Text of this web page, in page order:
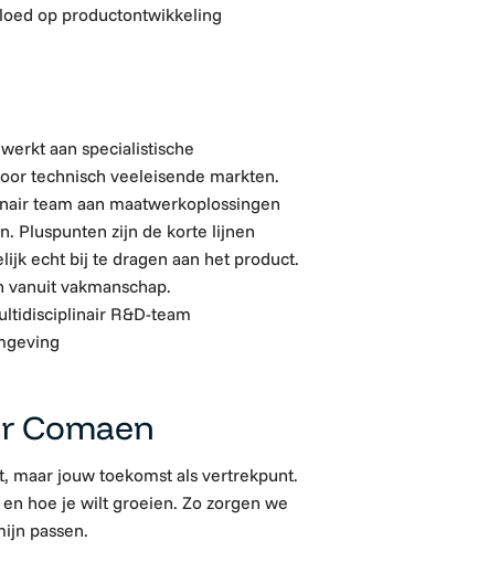
op productontwikkeling
aan specialistische
technisch veeleisende markten.
team aan maatwerkoplossingen
Pluspunten zijn de korte lijnen
echt bij te dragen aan het product.
vakmanschap.
R&D-team
Comaen
maar jouw toekomst als vertrekpunt.
hoe je wilt groeien. Zo zorgen we
passen.